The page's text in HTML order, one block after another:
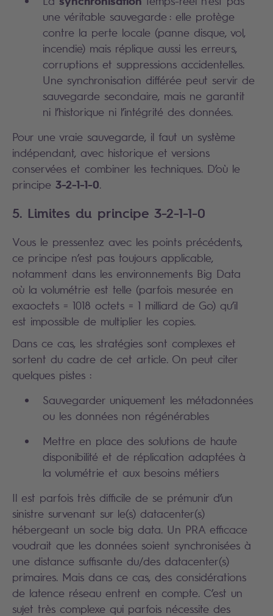
une véritable sauvegarde : elle protège
contre la perte locale (panne disque, vol,
incendie) mais réplique aussi les erreurs,
corruptions et suppressions accidentelles.
Une synchronisation différée peut servir de
sauvegarde secondaire, mais ne garantit
ni l’historique ni l’intégrité des données.
Pour une vraie sauvegarde, il faut un système
indépendant, avec historique et versions
conservées et combiner les techniques. D’où le
principe 3-2-1-1-0.
5. Limites du principe 3-2-1-1-0
Vous le pressentez avec les points précédents,
ce principe n’est pas toujours applicable,
notamment dans les environnements Big Data
où la volumétrie est telle (parfois mesurée en
exaoctets = 1018 octets = 1 milliard de Go) qu’il
est impossible de multiplier les copies.
Dans ce cas, les stratégies sont complexes et
sortent du cadre de cet article. On peut citer
quelques pistes :
Sauvegarder uniquement les métadonnées
ou les données non régénérables
Mettre en place des solutions de haute
disponibilité et de réplication adaptées à
la volumétrie et aux besoins métiers
Il est parfois très difficile de se prémunir d’un
sinistre survenant sur le(s) datacenter(s)
hébergeant un socle big data. Un PRA efficace
voudrait que les données soient synchronisées à
une distance suffisante du/des datacenter(s)
primaires. Mais dans ce cas, des considérations
de latence réseau entrent en compte. C’est un
sujet très complexe qui parfois nécessite des